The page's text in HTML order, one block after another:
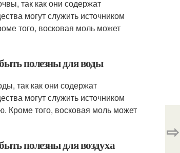
так как они содержат
могут служить источником
того, восковая моль может
полезны для воды
так как они содержат
могут служить источником
Кроме того, восковая моль может
полезны для воздуха
⇨